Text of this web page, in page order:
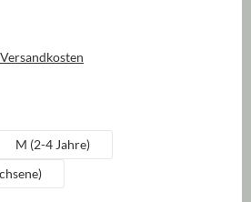
M (2-4 Jahre)